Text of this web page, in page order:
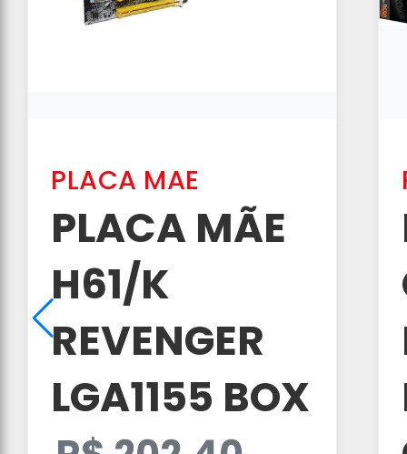
PLACA MAE
PLACA MÃE
H61/K
REVENGER
LGA1155 BOX